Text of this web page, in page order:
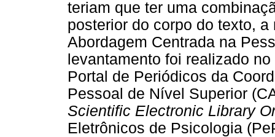
teriam que ter uma
posterior do corpo do texto,
Abordagem Centrada na
levantamento foi realizado
Portal de Periódicos da
Pessoal de Nível Superior
Scientific Electronic Library
Eletrônicos de Psicologia